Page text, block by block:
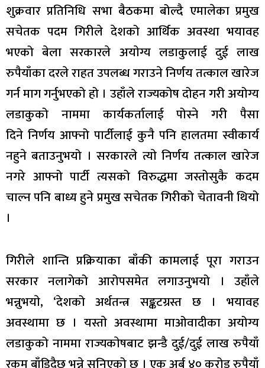
शुक्रवार प्रतिनिधि सभा बैठकमा बोल्दै एमालेका प्रमुख
सचेतक पदम गिरीले देशको आर्थिक अवस्था भयावह
भएको बेला सरकारले अयाेग्य लडाकुलाई दुई लाख
रुपैयाँका दरले राहत उपलब्ध गराउने निर्णय तत्काल खारेज
गर्न माग गर्नुभएको हो । उहाँले राज्यकोष दोहन गरी अयोग्य
लडाकुको नाममा कार्यकर्तालाई पोस्ने गरी पैसा
दिने निर्णय आफ्नो पार्टीलाई कुनै पनि हालतमा स्वीकार्य
नहुने बताउनुभयो । सरकारले त्याे निर्णय तत्काल खारेज
नगरे आफ्नो पार्टी त्यसको विरुद्धमा जस्तोसुकै कदम
चाल्न पनि बाध्य हुने प्रमुख सचेतक गिरीको चेतावनी थियो
।
गिरीले शान्ति प्रक्रियाका बाँकी कामलाई पूरा गराउन
सरकार नलागेको आरोपसमेत लगाउनुभयो । उहाँले
भन्नुभयाे, ‘देशको अर्थतन्त्र सङ्कटग्रस्त छ । भयावह
अवस्थामा छ । यस्ताे अवस्थामा माओवादीका अयोग्य
लडाकुको नाममा राज्यकाेषबाट झन्डै दुई/दुई लाख रुपैयाँ